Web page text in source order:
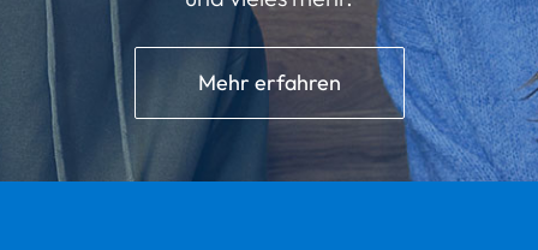
Mehr erfahren